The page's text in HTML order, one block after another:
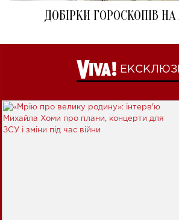
ДОБІРКИ ГОРОСКОПІВ НА